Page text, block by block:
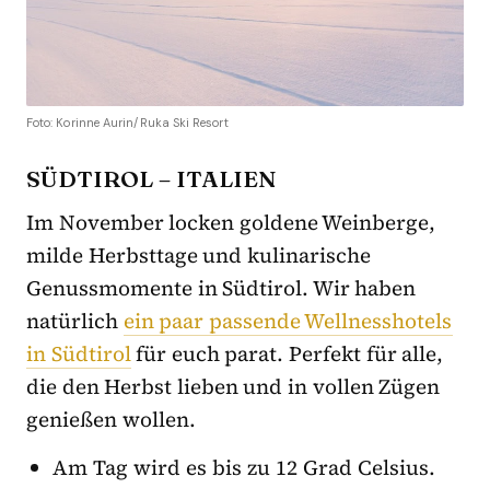
Foto: Korinne Aurin/Ruka Ski Resort
SÜDTIROL – ITALIEN
Im November locken goldene Weinberge,
milde Herbsttage und kulinarische
Genussmomente in Südtirol. Wir haben
natürlich ein paar passende Wellnesshotels
in Südtirolfür euch parat. Perfekt für alle,
die den Herbst lieben und in vollen Zügen
genießen wollen.
Am Tag wird es bis zu 12 Grad Celsius.